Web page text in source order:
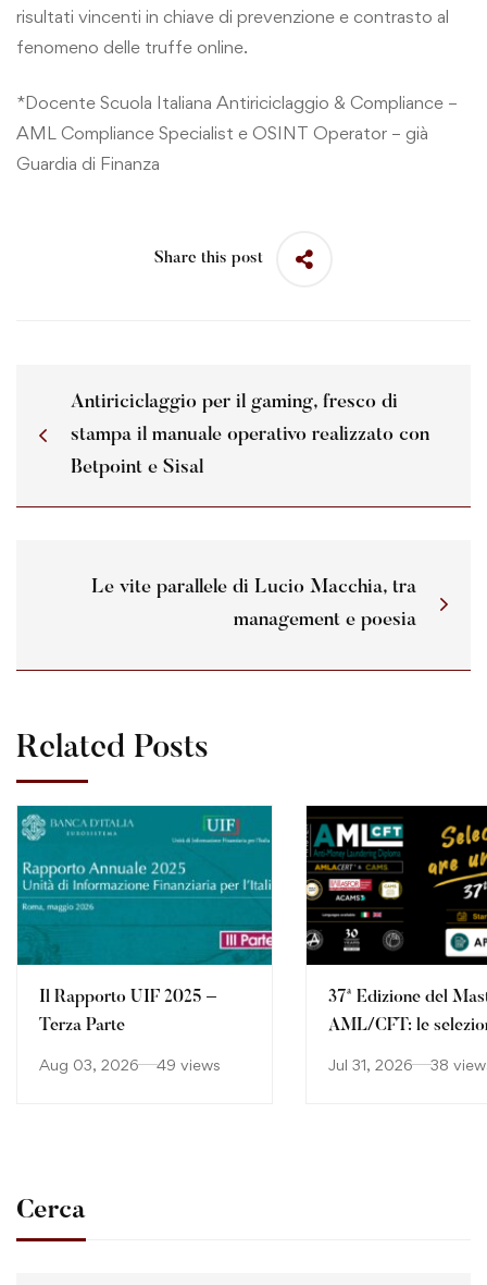
risultati vincenti in chiave di prevenzione e contrasto al
fenomeno delle truffe online.
*Docente Scuola Italiana Antiriciclaggio & Compliance –
AML Compliance Specialist e OSINT Operator – già
Guardia di Finanza
Share this post
Antiriciclaggio per il gaming, fresco di
stampa il manuale operativo realizzato con
Betpoint e Sisal
Le vite parallele di Lucio Macchia, tra
management e poesia
Related Posts
Il Rapporto UIF 2025 –
Terza Parte
Aug 03, 2026 49 views
37ª Edizione del
AML/CFT: le
Jul 31, 2026 38
Cerca